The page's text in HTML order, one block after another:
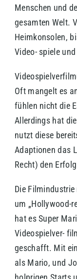
Menschen und
gesamten Welt.
Heimkonsolen,
Video- spiele
Oft mangelt es
fühlen nicht die
Allerdings hat
nutzt diese
Adaptionen das
Recht) den
Die
um „Hollywood-
hat es Super
Videospielver-
geschafft. Mit
als Mario, und